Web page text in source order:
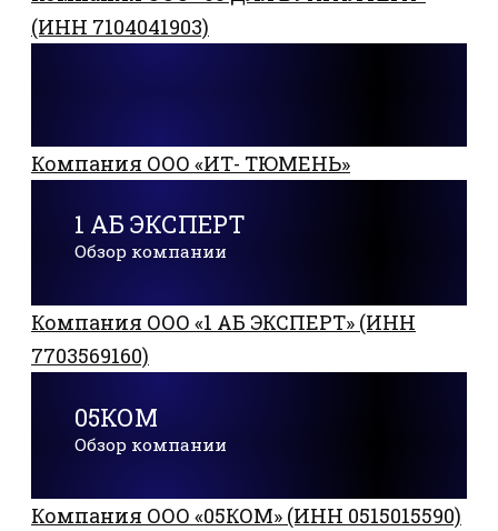
(ИНН 7104041903)
Компания ООО «ИТ- ТЮМЕНЬ»
1 АБ ЭКСПЕРТ
Обзор компании
Компания ООО «1 АБ ЭКСПЕРТ» (ИНН
7703569160)
05КОМ
Обзор компании
Компания ООО «05КОМ» (ИНН 0515015590)